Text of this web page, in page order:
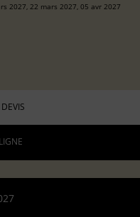
2027, 22 mars 2027, 05 avr 2027